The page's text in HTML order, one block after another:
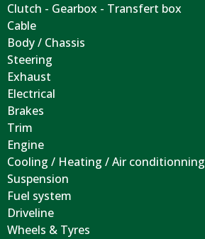
Clutch - Gearbox - Transfert box
Cable
Body / Chassis
Steering
Exhaust
Electrical
Brakes
Trim
Engine
Cooling / Heating / Air conditionning
Suspension
Fuel system
Driveline
Wheels & Tyres